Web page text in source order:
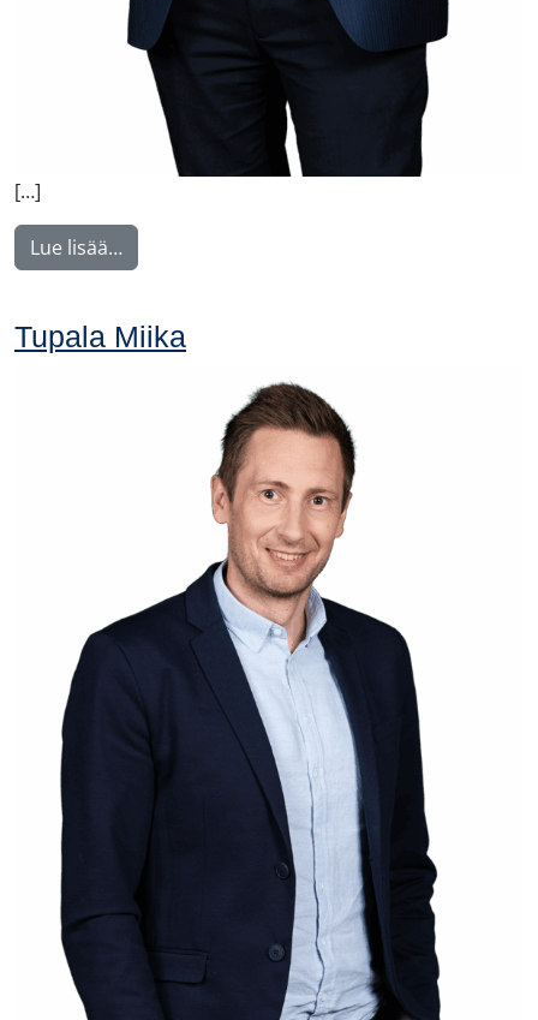
[…]
Lue lisää…
Tupala Miika